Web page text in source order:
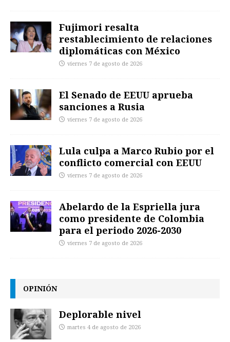
Fujimori resalta
restablecimiento de relaciones
diplomáticas con México
viernes 7 de agosto de 2026
El Senado de EEUU aprueba
sanciones a Rusia
viernes 7 de agosto de 2026
Lula culpa a Marco Rubio por el
conflicto comercial con EEUU
viernes 7 de agosto de 2026
Abelardo de la Espriella jura
como presidente de Colombia
para el periodo 2026-2030
viernes 7 de agosto de 2026
OPINIÓN
Deplorable nivel
martes 4 de agosto de 2026